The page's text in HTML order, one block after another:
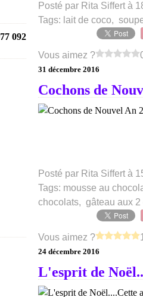
092
Posté par Rita Siffert à
Tags: lait de coco,
Vous aimez ?
31 décembre 2016
Cochons de
Posté par Rita Siffert à
Tags: mousse au
chocolats, gâteau aux
Vous aimez ?
24 décembre 2016
L'esprit de
Cette